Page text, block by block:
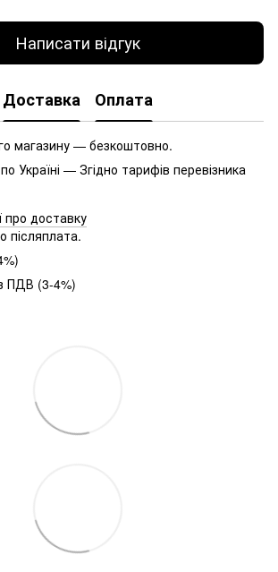
Написати відгук
Доставка Оплата
магазину — безкоштовно.
Україні — Згідно тарифів перевізника
про доставку
післяплата.
ПДВ (3-4%)